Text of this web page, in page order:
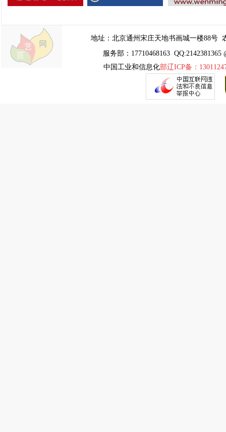
地址： 北京通州宋庄天地书画城一楼88号
服务部：17710468163 QQ:2142381365
中国工业和信息化部辽ICP备：